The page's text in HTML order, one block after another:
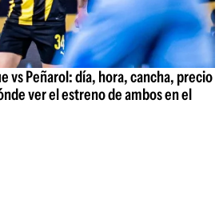
vs Peñarol: día, hora, cancha, precio
ver el estreno de ambos en el